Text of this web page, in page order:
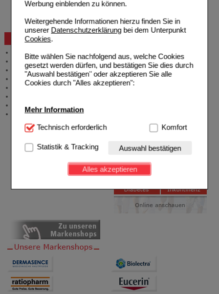
Werbung einblenden zu können.
Weitergehende Informationen hierzu finden Sie in
unserer Datenschutzerklärungbei dem Unterpunkt
Cookies.
Bitte wählen Sie nachfolgend aus, welche Cookies
gesetzt werden dürfen, und bestätigen Sie dies durch
"Auswahl bestätigen" oder akzeptieren Sie alle
Cookies durch "Alles akzeptieren":
Mehr Information
Technisch Notwendig:Hierbei handelt es sich um
Website notwendig sind (z.B. Navigation, Warenkorb,
Kundenkonto), weshalb auf diese nicht verzichtet
werden kann.
Einkaufserlebnis noch ansprechender zu gestalten,
beispielsweise für die Wiedererkennung des
Besuchers oder unsere Seite an bevorzugte
anzupassen. Komfort-Cookies ermöglichen es uns
auch auf Ihre Bedürfnisse zugeschrittene Inhalte
anzuzeigen und unser Partnerprogramm zu
betreiben.
Statistik & Tracking:
Hierüber lassen sich
Informationen über die Art und Weise der Nutzung
unserer Website sammeln, mit deren Hilfe wir unsere
Technisch erforderlich Komfort
Statistik & Tracking Auswahl bestätigen
Alles akzeptieren
Widerrufsformular
Bestellschein
Beratung und Service
Allgemeine Information
Produktberatung
Meldung Arzneimittelrisiken
Zuzahlungsfreie Arzneien
Angebote & Downloads
Neukundenprämie
Stellenangebote